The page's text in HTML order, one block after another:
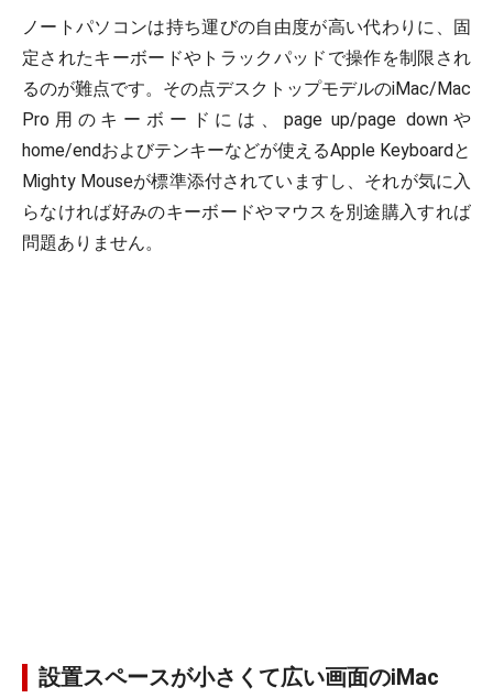
ノートパソコンは持ち運びの自由度が高い代わりに、固
定されたキーボードやトラックパッドで操作を制限され
るのが難点です。その点デスクトップモデルのiMac/Mac
Pro用のキーボードには、page up/page downや
home/endおよびテンキーなどが使えるApple Keyboardと
Mighty Mouseが標準添付されていますし、それが気に入
らなければ好みのキーボードやマウスを別途購入すれば
問題ありません。
設置スペースが小さくて広い画面のiMac